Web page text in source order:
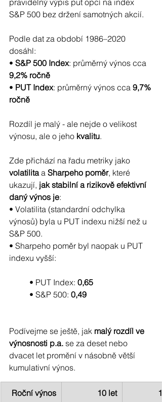
pravidelný výpis put opcí na index
S&P 500 bez držení samotných akcií.
Podle dat za období 1986–2020
dosáhl:
• S&P 500 Index: průměrný výnos cca
9,2% ročně
• PUT Index: průměrný výnos cca 9,7%
ročně
Rozdíl je malý - ale nejde o velikost
výnosu, ale o jeho kvalitu.
Zde přichází na řadu metriky jako
volatilita a Sharpeho poměr, které
ukazují, jak stabilní a rizikově efektivní
daný výnos je:
• Volatilita (standardní odchylka
výnosů) byla u PUT indexu nižší než u
S&P 500.
• Sharpeho poměr byl naopak u PUT
indexu vyšší:
	• PUT Index:
0,65
	• S&P 500:
0,49
Podívejme se ještě, jak malý rozdíl ve
výnosnosti p.a. se za deset nebo
dvacet let promění v násobně větší
kumulativní výnos.
Roční výnos 10 let